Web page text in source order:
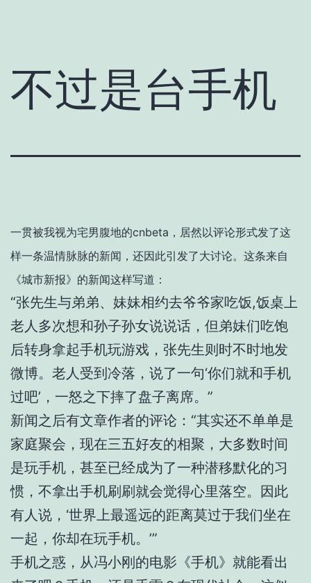
不过是台手机
一贯被我视为宅男腹地的cnbeta，居然以评论形式发了这
样一条温情脉脉的新闻，还因此引发了大讨论。这条来自
《城市新报》的新闻这样写道：
“张先生与弟弟、妹妹相约去爷爷家吃饭,饭桌上
老人多次想和孙子孙女说说话，但弟妹们吃饱
后转身拿起手机玩游戏，张先生则时不时地发
微博。老人受到冷落，说了一句‘你们就和手机
过吧’，一怒之下摔了盘子离席。”
新闻之后有文章作者的评论：“其实还不单单是
家庭聚会，现在三五好友的相聚，大多数时间
是玩手机，甚至已经成为了一种潜移默化的习
惯，不拿出手机刷刷就会觉得心里落空。因此
有人说，‘世界上最遥远的距离莫过于我们坐在
一起，你却在玩手机。’”
手机之惑，从冯小刚的电影《手机》就能看出